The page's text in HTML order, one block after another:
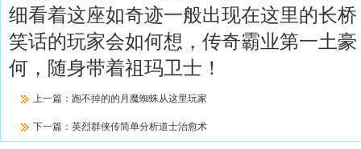
细看着这座如奇迹一般出现在这里的长
笑话的玩家会如何想，传奇霸业第一土
何，随身带着祖玛卫士！
上一篇： 跑不掉的的月魔蜘蛛从这里玩家
下一篇： 英烈群侠传简单分析道士治愈术